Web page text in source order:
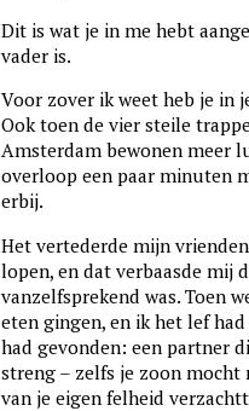
Dit is wat je in me hebt
vader is.
Voor zover ik weet heb je in
Ook toen de vier steile
Amsterdam bewonen meer
overloop een paar minuten
erbij.
Het vertederde mijn
lopen, en dat verbaasde mij
vanzelfsprekend was. Toen
eten gingen, en ik het lef
had gevonden: een partner
streng – zelfs je zoon mocht
van je eigen felheid